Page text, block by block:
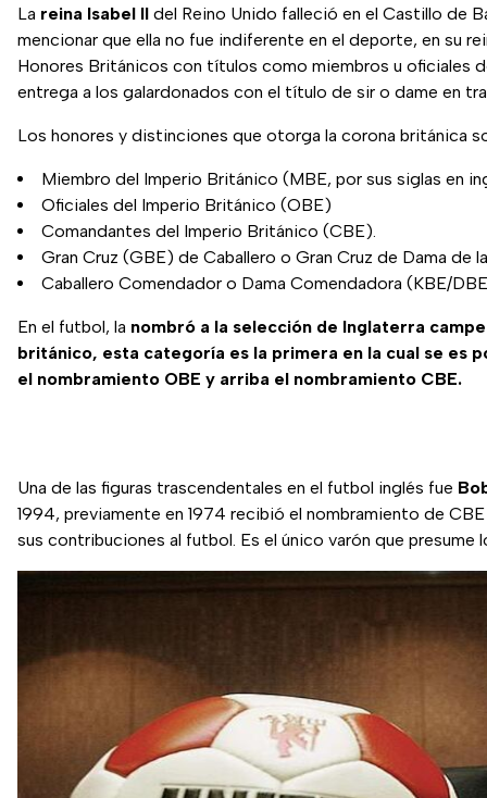
La reina Isabel II del Reino Unido falleció en el Castillo de
mencionar que ella no fue indiferente en el deporte, en su
Honores Británicos con títulos como miembros u oficiales
entrega a los galardonados con el título de sir o dame en
Los honores y distinciones que otorga la corona británica
Miembro del Imperio Británico (MBE, por sus siglas en
Oficiales del Imperio Británico (OBE)
Comandantes del Imperio Británico (CBE).
Gran Cruz (GBE) de Caballero o Gran Cruz de Dama de
Caballero Comendador o Dama Comendadora (KBE/
En el futbol, la nombró a la selección de Inglaterra
británico, esta categoría es la primera en la cual se es
el nombramiento OBE y arriba el nombramiento CBE.
Una de las figuras trascendentales en el futbol inglés fue
1994, previamente en 1974 recibió el nombramiento de
sus contribuciones al futbol. Es el único varón que presume